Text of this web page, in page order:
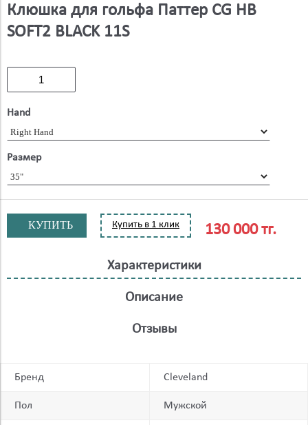
Клюшка для гольфа Паттер CG HB
SOFT2 BLACK 11S
Hand
Размер
КУПИТЬ Купить в 1 клик 130 000 тг.
Характеристики
Описание
Отзывы
Бренд Cleveland
Пол Мужской